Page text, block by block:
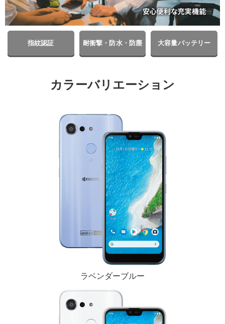
指紋認証 耐衝撃・防水・防塵 大容量バッテリー
カラーバリエーション
ラベンダーブルー